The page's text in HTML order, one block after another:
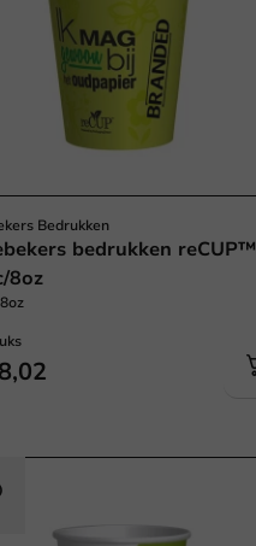
Bedrukken
bedrukken reCUP™
8oz